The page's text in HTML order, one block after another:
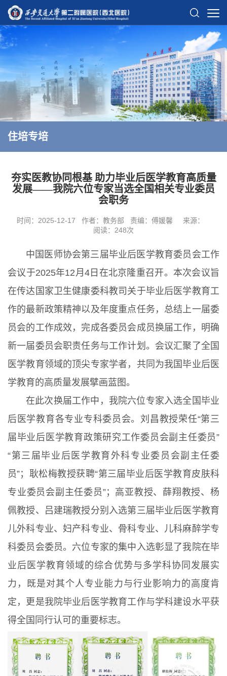
住培专培
夯实医教协同根基 助力毕业后医学教育高质量
发展——我院六位专家当选全国相关专业委员
会职务
时间：2025-12-17 作者：教务部 责编：傅媛馨
来源：
阅读： 248次
中国医师协会第三届毕业后医学教育委员会工作
会议于2025年12月4日在北京隆重召开。本次会议旨
在传达国家卫生健康委科教司关于毕业后医学教育工
作的最新政策精神以及年度重点任务，总结上一届委
员会的工作成效，完成各委员会成员换届工作，明确
新一届委员会职责任务与工作计划。会议汇聚了全国
医学教育领域的顶尖专家学者，共同为我国毕业后医
学教育的高质量发展擘画蓝图。
在此次换届工作中，我院六位专家入选全国毕业
后医学教育各专业专科委员会。刘昌教授荣任“第三
届毕业后医学教育政策研究工作委员会副主任委员”
“第三届毕业后医学教育外科专业委员会副主任委
员”；耿松梅教授获聘“第三届毕业后医学教育皮肤科
专业委员会副主任委员”；高亚教授、薛翔教授、杨
佩教授、吕建瑞教授分别入选第三届毕业后医学教育
儿外科专业、妇产科专业、骨科专业、儿科麻醉学专
科委员会委员。六位专家的集中入选彰显了我院在毕
业后医学教育领域的综合优势与多学科协同发展实
力，既是对其个人专业能力与行业影响力的高度肯
定，更是我院毕业后医学教育工作与学科建设水平获
得全国同行认可的重要标志。